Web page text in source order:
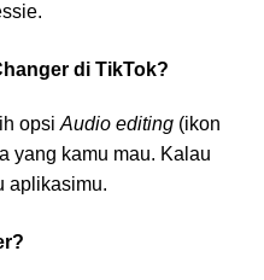
di TikTok?
opsiAudio editing (ikon
yang kamu mau. Kalau
aplikasimu.